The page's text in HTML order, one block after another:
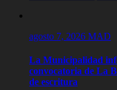
agosto 7, 2026 MAD
La Municipalidad
convocatoria de La
de escritura